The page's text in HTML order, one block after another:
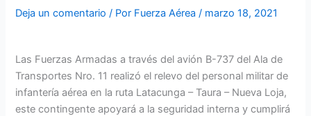
Deja un comentario / Por Fuerza Aérea/ marzo 18, 2021
Las Fuerzas Armadas a través del avión B-737 del Ala de
Transportes Nro. 11 realizó el relevo del personal militar de
infantería aérea en la ruta Latacunga – Taura – Nueva Loja,
este contingente apoyará a la seguridad interna y cumplirá